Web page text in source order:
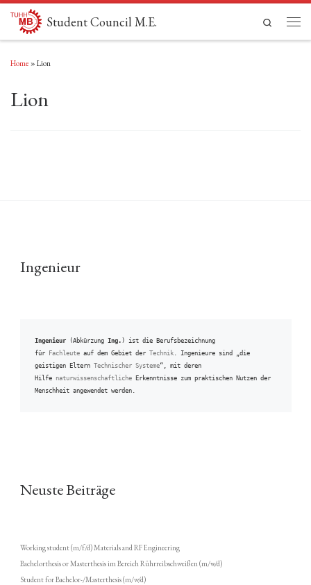
Skip to contentStudent Council M.E.
Search
Home » Lion
Lion
Ingenieur
Ingenieur (Abkürzung Ing. ) ist die Berufsbezeichnung
für
Fachleute auf dem Gebiet der Technik . Ingenieure sind „die
geistigen Eltern Technischer Systeme“, mit deren
Hilfe naturwissenschaftliche Erkenntnisse zum praktischen Nutzen der
Menschheit angewendet werden.
Neuste Beiträge
Working student (m/f/d) Materials and RF Engineering
Bachelorthesis or Masterthesis im Bereich Rührreibschweißen (m/w/d)
Student for Bachelor-/Masterthesis (m/w/d)